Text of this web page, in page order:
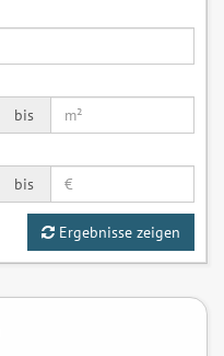
bis
bis
Ergebnisse zeigen